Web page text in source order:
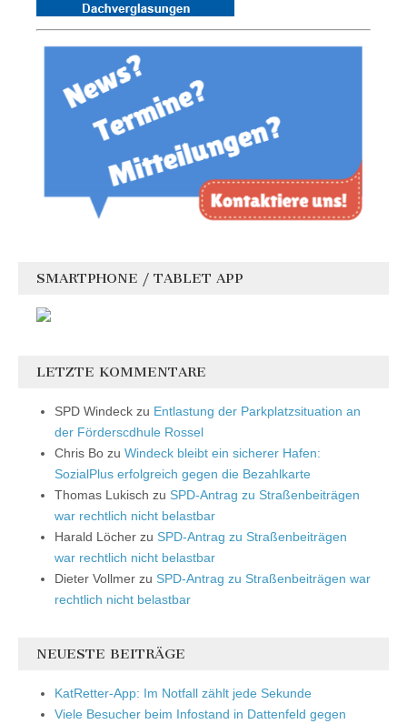
SMARTPHONE / TABLET APP
LETZTE KOMMENTARE
SPD Windeck zu Entlastung der Parkplatzsituation an
der Förderscdhule Rossel
Chris Bo zu Windeck bleibt ein sicherer Hafen:
SozialPlus erfolgreich gegen die Bezahlkarte
Thomas Lukisch zu SPD-Antrag zu Straßenbeiträgen
war rechtlich nicht belastbar
Harald Löcher zu SPD-Antrag zu Straßenbeiträgen
war rechtlich nicht belastbar
Dieter Vollmer zu SPD-Antrag zu Straßenbeiträgen war
rechtlich nicht belastbar
NEUESTE BEITRÄGE
KatRetter-App: Im Notfall zählt jede Sekunde
Viele Besucher beim Infostand in Dattenfeld gegen